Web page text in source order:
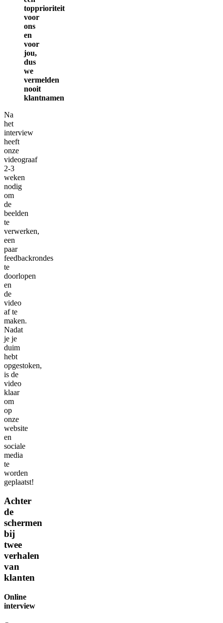
topprioriteit
voor
ons
en
voor
jou,
dus
we
vermelden
nooit
klantnamen
Na
het
interview
heeft
onze
videograaf
2-3
weken
nodig
om
de
beelden
te
verwerken,
een
paar
feedbackrondes
te
doorlopen
en
de
video
af te
maken.
Nadat
je je
duim
hebt
opgestoken,
is de
video
klaar
om
op
onze
website
en
sociale
media
te
worden
geplaatst!
Achter
de
schermen
bij
twee
verhalen
van
klanten
Online
interview